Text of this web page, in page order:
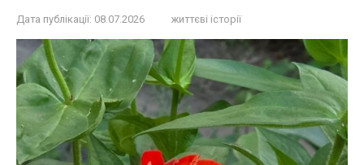
Дата публікації: 08.07.2026 життєві історії